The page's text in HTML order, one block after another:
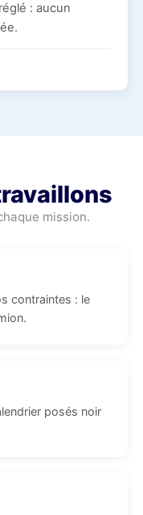
: aucun
mission.
contraintes : le
posés noir